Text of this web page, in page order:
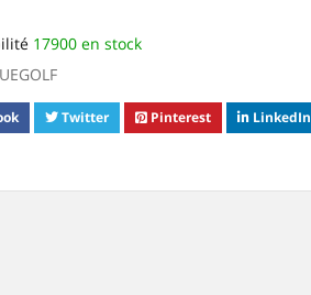
17900 en stock
Twitter Pinterest LinkedIn